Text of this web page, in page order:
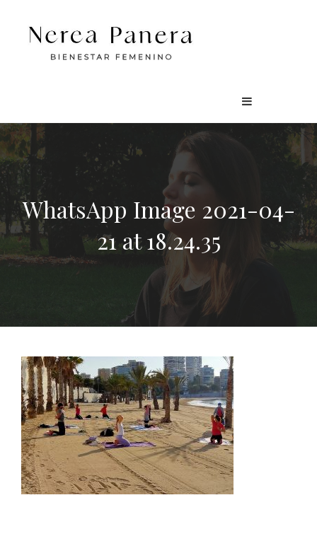
WhatsApp Image 2021-04-
21 at 18.24.35